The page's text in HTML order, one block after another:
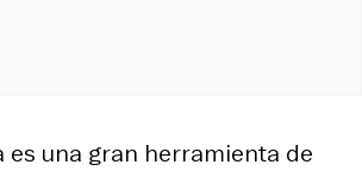
es una gran herramienta de